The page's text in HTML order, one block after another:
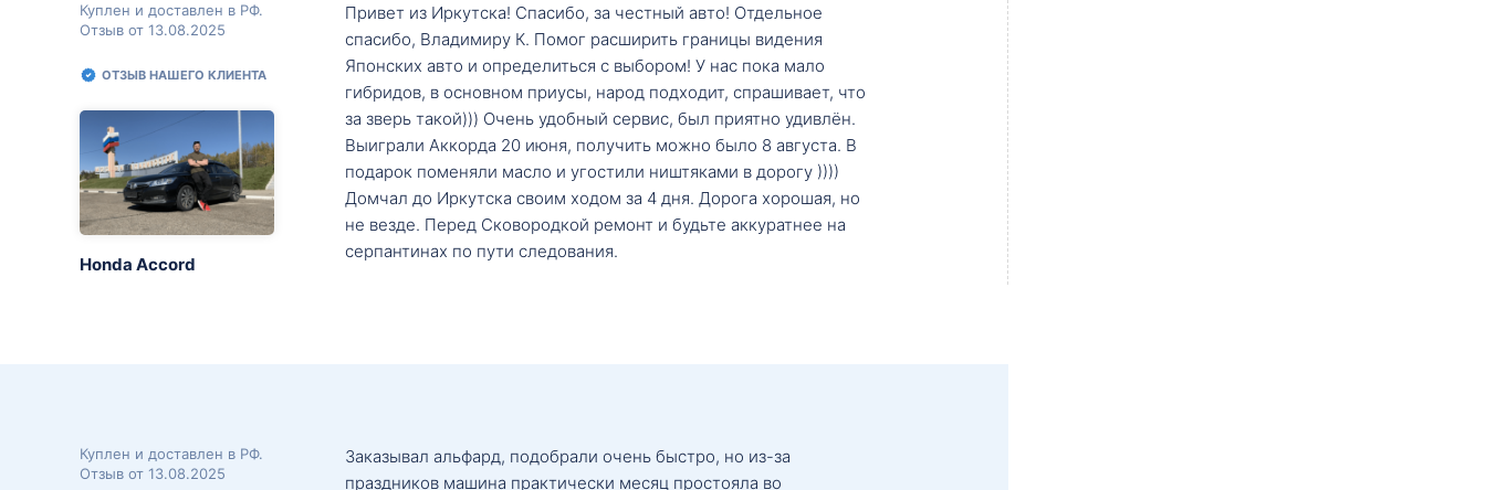
Куплен и доставлен в РФ.
Отзыв от 13.08.2025
ОТЗЫВ НАШЕГО КЛИЕНТА
Honda Accord
Привет из Иркутска! Спасибо, за честный авто! Отдельное
спасибо, Владимиру К. Помог расширить границы видения
Японских авто и определиться с выбором! У нас пока мало
гибридов, в основном приусы, народ подходит, спрашивает, что
за зверь такой))) Очень удобный сервис, был приятно удивлён.
Выиграли Аккорда 20 июня, получить можно было 8 августа. В
подарок поменяли масло и угостили ништяками в дорогу ))))
Домчал до Иркутска своим ходом за 4 дня. Дорога хорошая, но
не везде. Перед Сковородкой ремонт и будьте аккуратнее на
серпантинах по пути следования.
Куплен и доставлен в РФ.
Отзыв от 13.08.2025
Заказывал альфард, подобрали очень быстро, но из-за
праздников машина практически месяц простояла во